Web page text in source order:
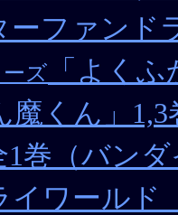
ーファン
ズ
「よく
魔くん」
1巻（バン
イワールド